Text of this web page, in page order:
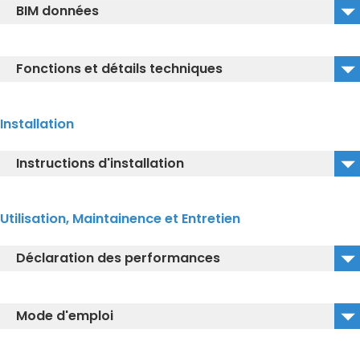
TCF996WG_NW1_IGS
BIM données
Fonctions et détails techniques
Installation
Instructions d'installation
Utilisation, Maintainence et Entretien
Déclaration des performances
Declaration of conformity Neorest AC EW Washlet
Mode d'emploi